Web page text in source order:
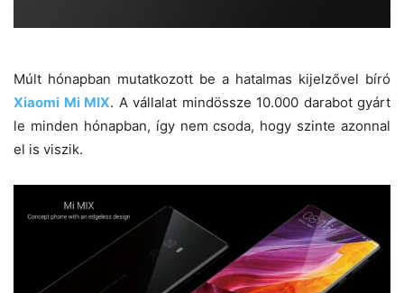
Múlt hónapban mutatkozott be a hatalmas kijelzővel bíró
Xiaomi Mi MIX. A vállalat mindössze 10.000 darabot gyárt
le minden hónapban, így nem csoda, hogy szinte azonnal
el is viszik.